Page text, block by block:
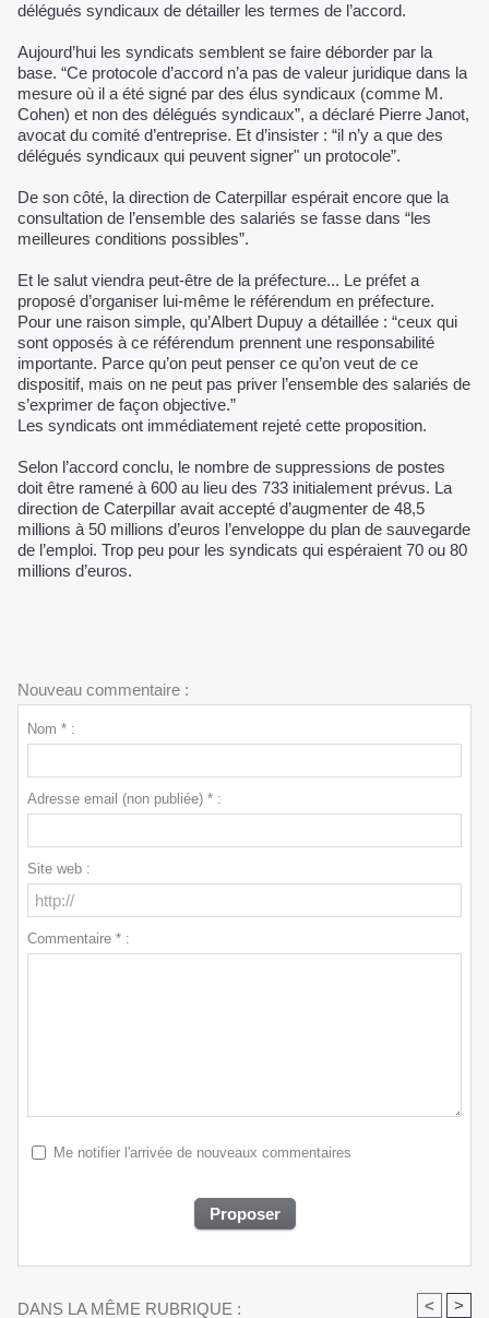
délégués syndicaux de détailler les termes de l’accord.
Aujourd’hui les syndicats semblent se faire déborder par la
base. “Ce protocole d’accord n’a pas de valeur juridique dans la
mesure où il a été signé par des élus syndicaux (comme M.
Cohen) et non des délégués syndicaux”, a déclaré Pierre Janot,
avocat du comité d’entreprise. Et d’insister : “il n’y a que des
délégués syndicaux qui peuvent signer" un protocole”.
De son côté, la direction de Caterpillar espérait encore que la
consultation de l’ensemble des salariés se fasse dans “les
meilleures conditions possibles”.
Et le salut viendra peut-être de la préfecture... Le préfet a
proposé d’organiser lui-même le référendum en préfecture.
Pour une raison simple, qu’Albert Dupuy a détaillée : “ceux qui
sont opposés à ce référendum prennent une responsabilité
importante. Parce qu’on peut penser ce qu’on veut de ce
dispositif, mais on ne peut pas priver l’ensemble des salariés de
s’exprimer de façon objective.”
Les syndicats ont immédiatement rejeté cette proposition.
Selon l’accord conclu, le nombre de suppressions de postes
doit être ramené à 600 au lieu des 733 initialement prévus. La
direction de Caterpillar avait accepté d’augmenter de 48,5
millions à 50 millions d’euros l’enveloppe du plan de sauvegarde
de l’emploi. Trop peu pour les syndicats qui espéraient 70 ou 80
millions d’euros.
Nouveau commentaire :
Nom * :
Adresse email (non publiée) * :
Site web :
Commentaire * :
Me notifier l'arrivée de nouveaux commentaires
DANS LA MÊME RUBRIQUE : < >